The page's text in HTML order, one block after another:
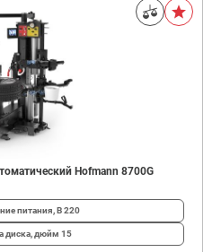
Hofmann 8700G
питания, В220
диска, дюйм 15